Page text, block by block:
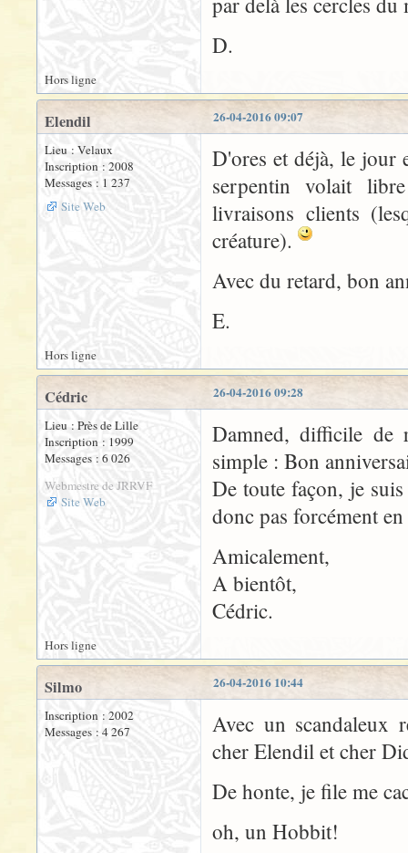
D.
Hors ligne
26-04-2016 09:07
Elendil
Lieu : Velaux
Inscription : 2008
Messages : 1 237
Site Web
D'ores et déjà, le jour
serpentin volait
livraisons clients
créature).
Avec du retard, bon
E.
Hors ligne
26-04-2016 09:28
Cédric
Lieu : Près de Lille
Inscription : 1999
Messages : 6 026
Webmestre de JRRVF
Site Web
Damned, difficile de
simple : Bon
De toute façon, je
donc pas forcément
Amicalement,
A bientôt,
Cédric.
Hors ligne
26-04-2016 10:44
Silmo
Inscription : 2002
Messages : 4 267
Avec un scandaleux
cher Elendil et cher
De honte, je file me
oh, un Hobbit!